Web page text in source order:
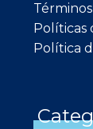
Políticas
Política